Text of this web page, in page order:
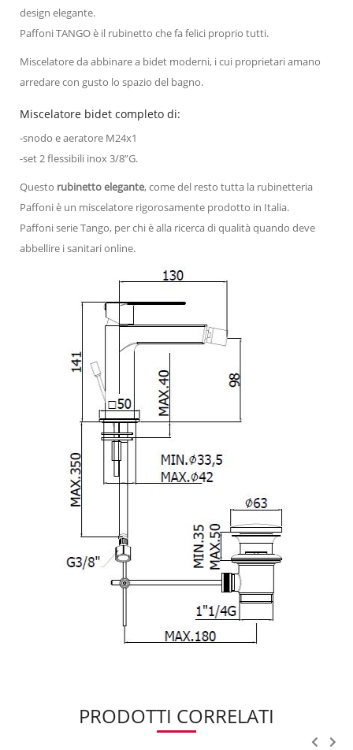
design elegante.
Paffoni TANGO è il rubinetto che fa felici proprio tutti.
Miscelatore da abbinare a bidet moderni, i cui proprietari amano
arredare con gusto lo spazio del bagno.
Miscelatore bidet completo di:
-snodo e aeratore M24x1
-set 2 flessibili inox 3/8”G.
Questo rubinetto elegante, come del resto tutta la rubinetteria
Paffoni è un miscelatore rigorosamente prodotto in Italia.
Paffoni serie Tango, per chi è alla ricerca di qualità quando deve
abbellire i sanitari online.
PRODOTTI CORRELATI